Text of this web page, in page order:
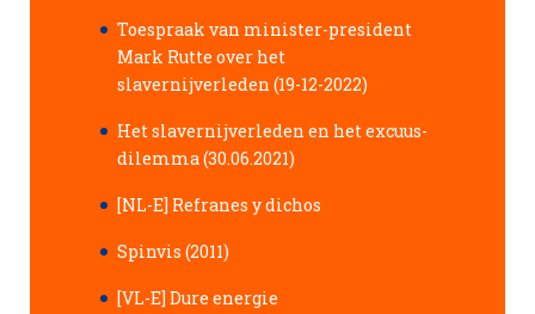
Toespraak van minister-president
Mark Rutte over het
slavernijverleden (19-12-2022)
Het slavernijverleden en het excuus-
dilemma (30.06.2021)
[NL-E] Refranes y dichos
Spinvis (2011)
[VL-E] Dure energie